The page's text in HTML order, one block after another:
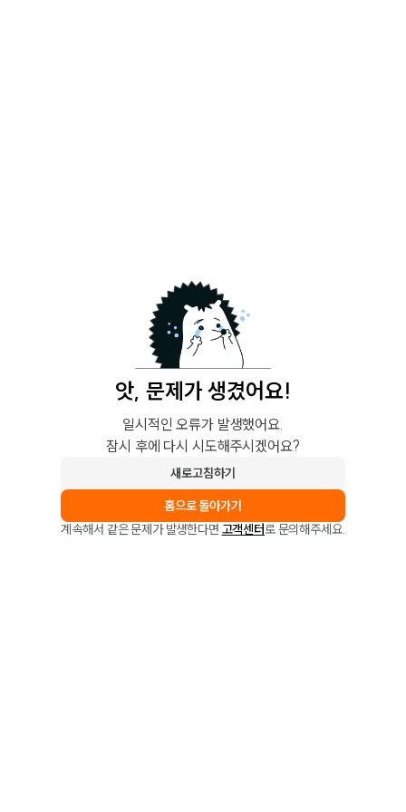
앗, 문제가 생겼어요!
일시적인 오류가 발생했어요.
잠시 후에 다시 시도해주시겠어요?
새로고침하기
홈으로 돌아가기
계속해서 같은 문제가 발생한다면 고객센터로 문의해주세요.